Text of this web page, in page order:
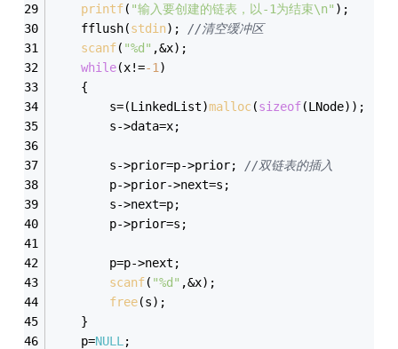
printf( "输入要创建的链表，以-1为结束\n" );
	fflush(
stdin); //清空缓冲区
scanf( "%d" ,&x);
while(x!=-1 )
	{
		s=(LinkedList)
malloc(sizeof(LNode));
		s->data=x;
		s->prior=p->prior;
//双链表的插入
		p->prior->next=s;
		s->next=p;
		p->prior=s;
		p=p->next;
scanf( "%d" ,&x);
free(s);
	}
	p=
NULL ;